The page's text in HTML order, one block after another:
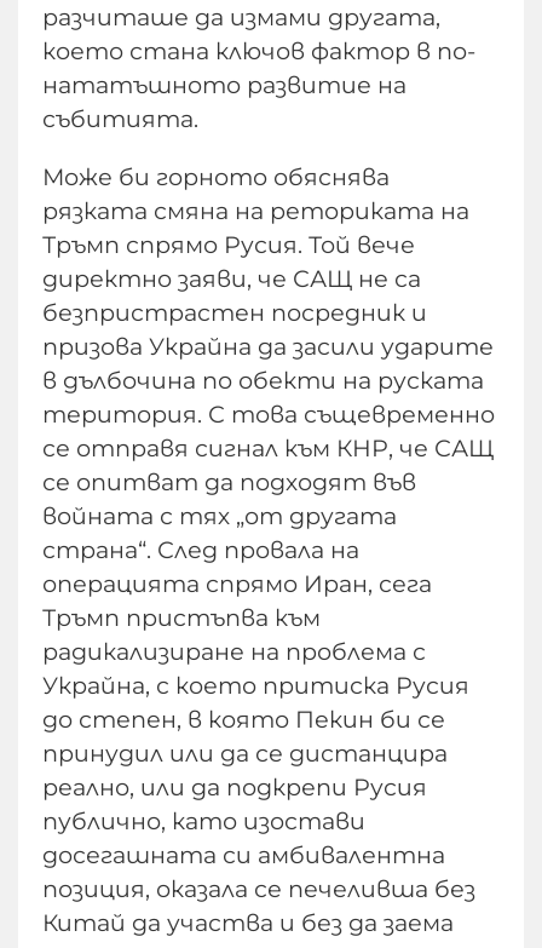
разчиташе да измами другата,
което стана ключов фактор в по-
нататъшното развитие на
събитията.
Може би горното обяснява
рязката смяна на реториката на
Тръмп спрямо Русия. Той вече
директно заяви, че САЩ не са
безпристрастен посредник и
призова Украйна да засили ударите
в дълбочина по обекти на руската
територия. С това същевременно
се отправя сигнал към КНР, че САЩ
се опитват да подходят във
войната с тях „от другата
страна“. След провала на
операцията спрямо Иран, сега
Тръмп пристъпва към
радикализиране на проблема с
Украйна, с което притиска Русия
до степен, в която Пекин би се
принудил или да се дистанцира
реално, или да подкрепи Русия
публично, като изостави
досегашната си амбивалентна
позиция, оказала се печеливша без
Китай да участва и без да заема